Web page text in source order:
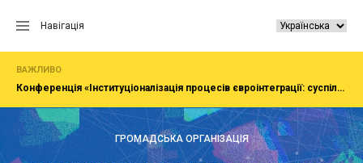
Навігація
ВАЖЛИВО
Конференція «Інституціоналізація процесів євроінтеграції: суспільство, економіка, адміністрування»
ГРОМАДСЬКА ОРГАНІЗАЦІЯ